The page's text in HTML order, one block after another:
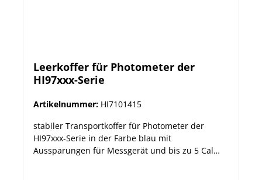
Leerkoffer für Photometer der
HI97xxx-Serie
Artikelnummer: HI7101415
stabiler Transportkoffer für Photometer der
HI97xxx-Serie in der Farbe blau mit
Aussparungen für Messgerät und bis zu 5 Cal